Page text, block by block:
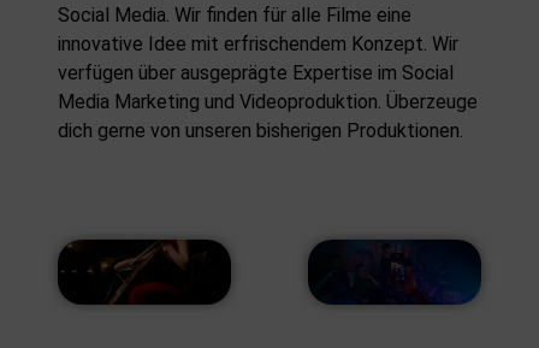
Social Media. Wir finden für alle Filme eine
innovative Idee mit erfrischendem Konzept. Wir
verfügen über ausgeprägte Expertise im Social
Media Marketing und Videoproduktion. Überzeuge
dich gerne von unseren bisherigen Produktionen.